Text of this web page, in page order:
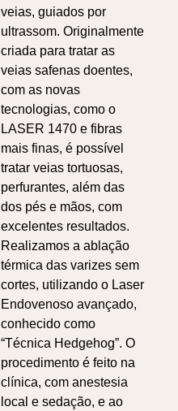
veias, guiados por
ultrassom. Originalmente
criada para tratar as
veias safenas doentes,
com as novas
tecnologias, como o
LASER 1470 e fibras
mais finas, é possível
tratar veias tortuosas,
perfurantes, além das
dos pés e mãos, com
excelentes resultados.
Realizamos a ablação
térmica das varizes sem
cortes, utilizando o Laser
Endovenoso avançado,
conhecido como
“Técnica Hedgehog”. O
procedimento é feito na
clínica, com anestesia
local e sedação, e ao